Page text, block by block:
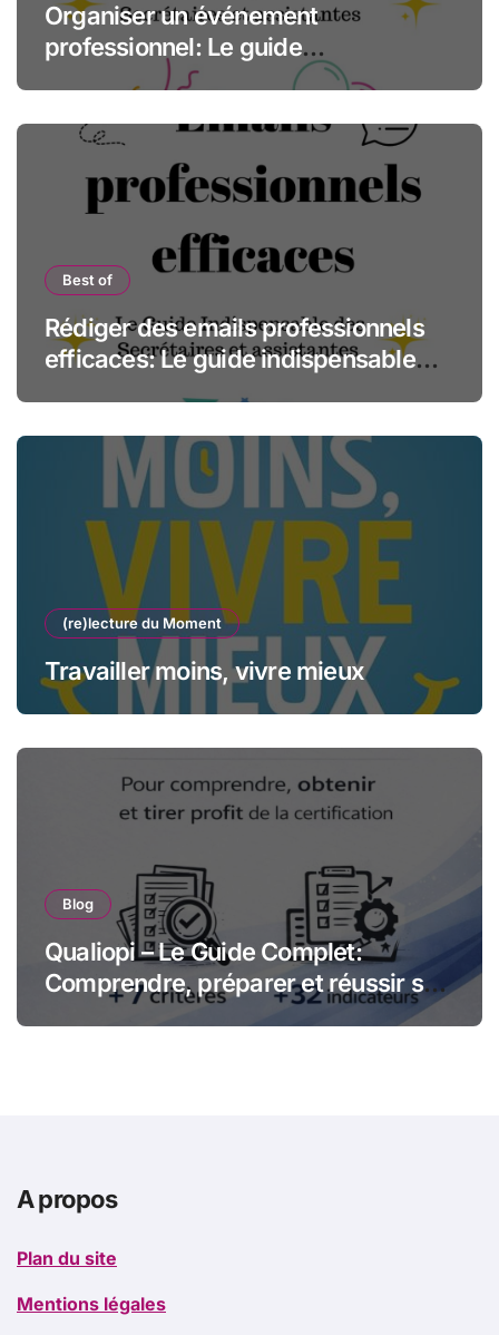
Organiser un événement
professionnel: Le guide
indispensable des assistantes et
Best of
Rédiger des emails professionnels
efficaces: Le guide indispensable
des assistantes et secrétaires
(re)lecture du Moment
Travailler moins, vivre mieux
Blog
Qualiopi – Le Guide Complet:
Comprendre, préparer et réussir sa
A propos
Plan du site
Mentions légales